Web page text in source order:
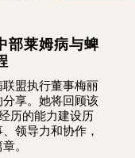
部莱姆病与蜱
盟执行董事梅丽
分享。她将回顾该
历的能力建设历
领导力和协作，
。